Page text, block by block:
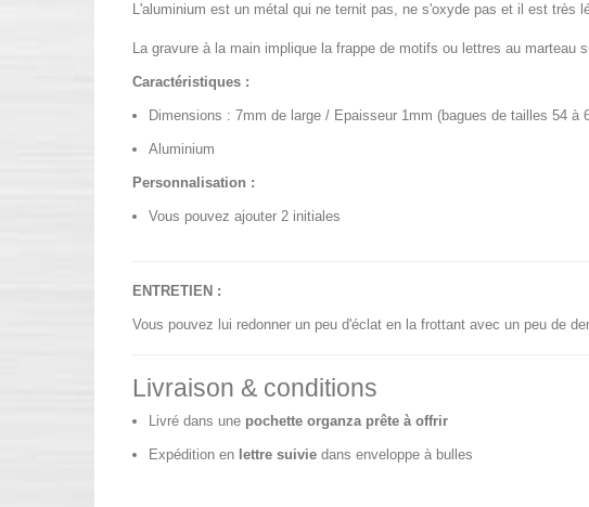
L'aluminium est un métal qui ne ternit pas, ne s'oxyde pas et il est très
La gravure à la main implique la frappe de motifs ou lettres au
Caractéristiques :
Dimensions : 7mm de large / Epaisseur 1mm (bagues de tailles 54 à
Aluminium
Personnalisation :
Vous pouvez ajouter 2 initiales
ENTRETIEN :
Vous pouvez lui redonner un peu d'éclat en la frottant avec un peu de
Livraison & conditions
Livré dans une pochette organza prête à offrir
Expédition en lettre suivie dans enveloppe à bulles